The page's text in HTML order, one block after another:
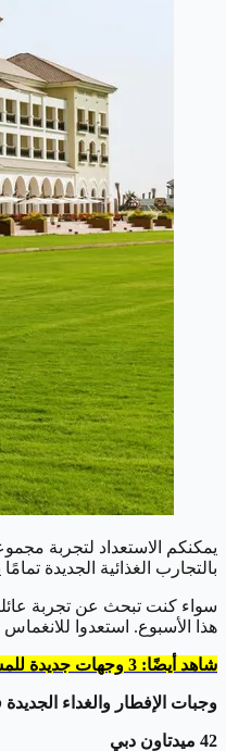
يمكنكم الاستعداد لتجربة
بالتجارب الغذائية الجديدة
هذا الأسبوع. استعدوا
شاهد أيضًا: 3 وجهات جديدة للمسافرين الإماراتيين لزيارتها هذا الصيف
وجبات الإفطار والغداء
42 ميدتاون دبي